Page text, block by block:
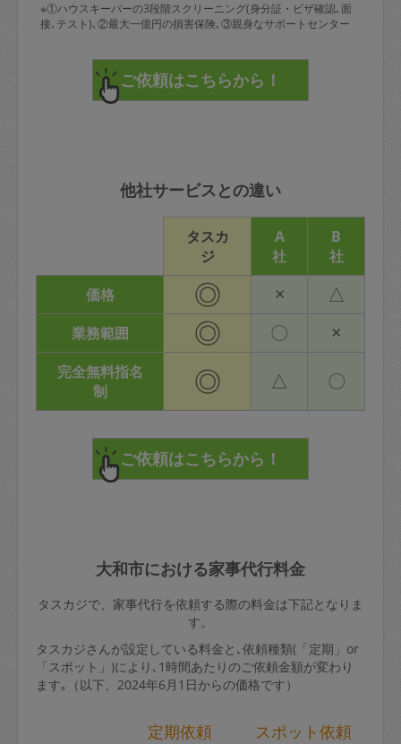
※①ハウスキーパーの3段階スクリーニング(身分証・ビザ確認､面
接､テスト)､②最大一億円の損害保険､③親身なサポートセンター
他社サービスとの違い
タスカ
ジ
A
社
B
社
価格
◎ × △
業務範囲 ◎ 〇 ×
完全無料指名
制
◎ △ 〇
大和市における家事代行料金
タスカジで、家事代行を依頼する際の料金は下記となりま
す。
タスカジさんが設定している料金と､依頼種類(「定期」or
「スポット」)により､1時間あたりのご依頼金額が変わり
ます｡（以下、2024年6月1日からの価格です）
定期依頼 スポット依頼